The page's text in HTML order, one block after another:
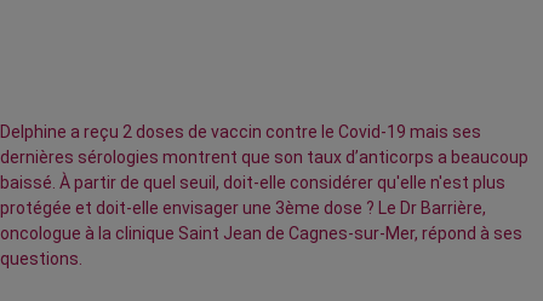
Delphine a reçu 2 doses de vaccin contre le Covid-19 mais ses
dernières sérologies montrent que son taux d’anticorps a beaucoup
baissé. À partir de quel seuil, doit-elle considérer qu'elle n'est plus
protégée et doit-elle envisager une 3ème dose ? Le Dr Barrière,
oncologue à la clinique Saint Jean de Cagnes-sur-Mer, répond à ses
questions.